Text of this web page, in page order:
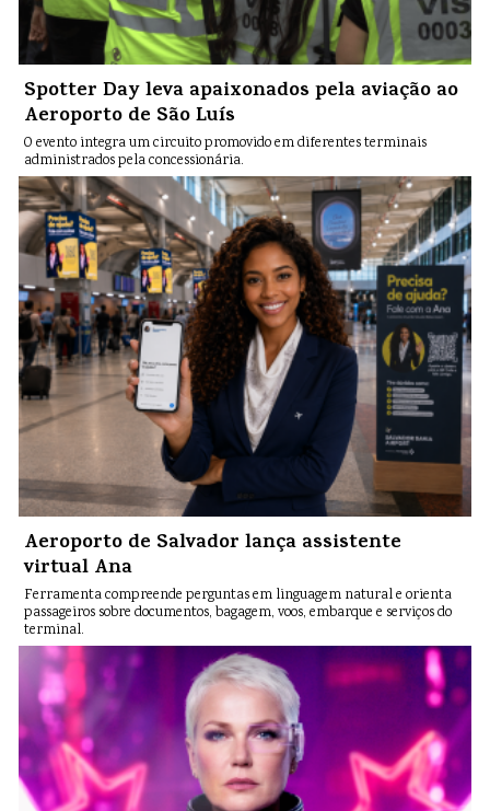
Spotter Day leva apaixonados pela aviação ao
Aeroporto de São Luís
O evento integra um circuito promovido em diferentes terminais
administrados pela concessionária.
Aeroporto de Salvador lança assistente
virtual Ana
Ferramenta compreende perguntas em linguagem natural e orienta
passageiros sobre documentos, bagagem, voos, embarque e serviços do
terminal.